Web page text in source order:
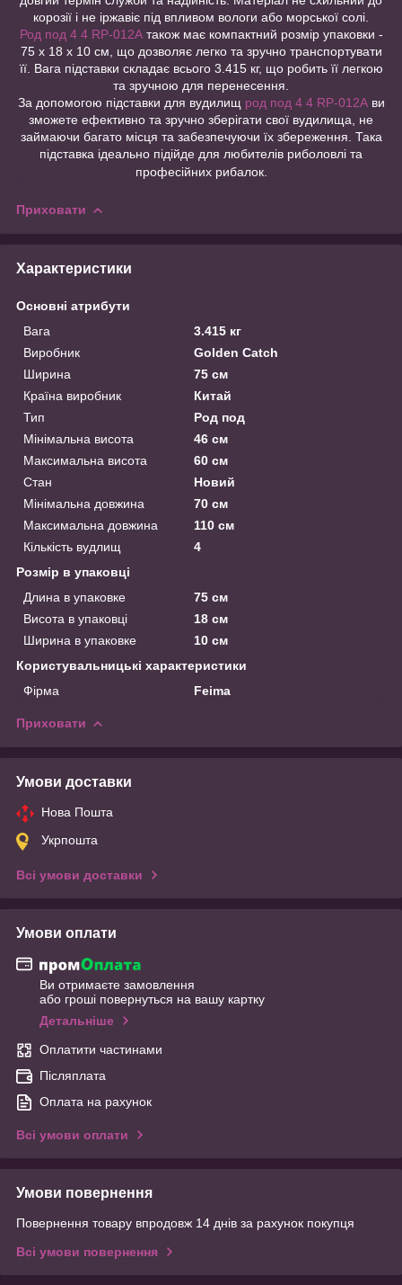
корозії і не іржавіє під впливом вологи або морської солі.
Род под 4 4 RP-012Атакож має компактний розмір упаковки -
75 х 18 х 10 см, що дозволяє легко та зручно транспортувати
її. Вага підставки складає всього 3.415 кг, що робить її легкою
та зручною для перенесення.
За допомогою підставки для вудилищ род под 4 4 RP-012Ави
зможете ефективно та зручно зберігати свої вудилища, не
займаючи багато місця та забезпечуючи їх збереження. Така
підставка ідеально підійде для любителів риболовлі та
професійних рибалок.
Приховати
Характеристики
Основні атрибути
Вага
3.415 кг
Виробник
Golden Catch
Ширина
75 см
Країна виробник
Китай
Тип
Род под
Мінімальна висота
46 см
Максимальна висота
60 см
Стан
Новий
Мінімальна довжина
70 см
Максимальна довжина
110 см
Кількість вудлищ
4
Розмір в упаковці
Длина в упаковке
75 см
Висота в упаковці
18 см
Ширина в упаковке
10 см
Користувальницькі характеристики
Фірма
Feima
Приховати
Умови доставки
Нова Пошта
Укрпошта
Всі умови доставки
Умови оплати
Ви отримаєте замовлення
або гроші повернуться на вашу картку
Детальніше
Оплатити частинами
Післяплата
Оплата на рахунок
Всі умови оплати
Умови повернення
Повернення товару впродовж 14 днів за рахунок покупця
Всі умови повернення